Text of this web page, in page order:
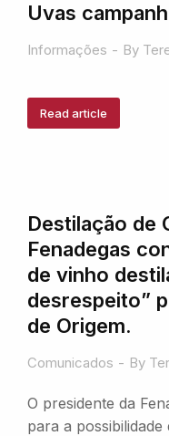
Uvas
Informações By
Read article
Destilação de
Fenadegas
de vinho
desrespeito”
de Origem.
Comunicados By
O presidente da
para a